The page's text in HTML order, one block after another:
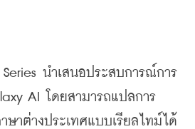
นำเสนอประสบการณ์การ
AI โดยสามารถแปลการ
ษาต่างประเทศแบบเรียลไทม์ได้